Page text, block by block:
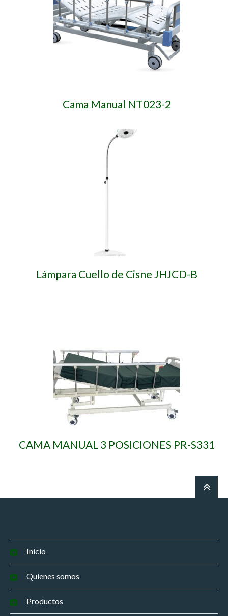
Cama Manual NT023-2
Lámpara Cuello de Cisne JHJCD-B
CAMA MANUAL 3 POSICIONES PR-S331
Inicio
Quienes somos
Productos